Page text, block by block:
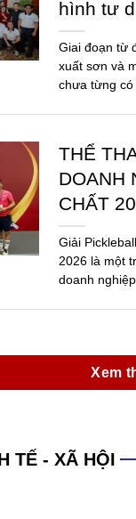
hình tư
Giai đoạn từ
xuất sơn và
chưa từng có
THỂ
DOANH
CHẤT
Giải
2026 là một
doanh
Xem
TẾ - XÃ HỘI